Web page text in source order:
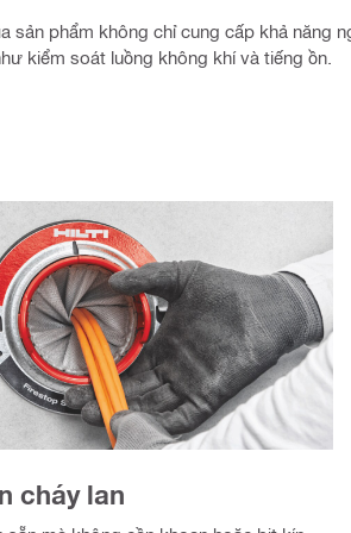
sản phẩm không chỉ cung cấp khả năng
kiểm soát luồng không khí và tiếng ồn.
cháy lan